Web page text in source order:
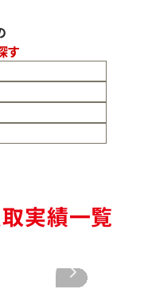
す
実績一覧